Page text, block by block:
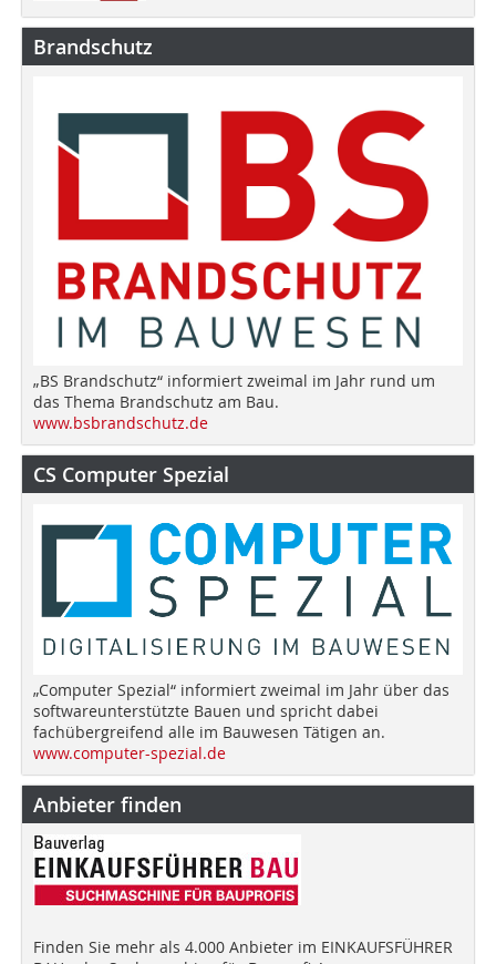
Brandschutz
„BS Brandschutz“ informiert zweimal im Jahr rund um
das Thema Brandschutz am Bau.
www.bsbrandschutz.de
CS Computer Spezial
„Computer Spezial“ informiert zweimal im Jahr über das
softwareunterstützte Bauen und spricht dabei
fachübergreifend alle im Bauwesen Tätigen an.
www.computer-spezial.de
Anbieter finden
Finden Sie mehr als 4.000 Anbieter im EINKAUFSFÜHRER